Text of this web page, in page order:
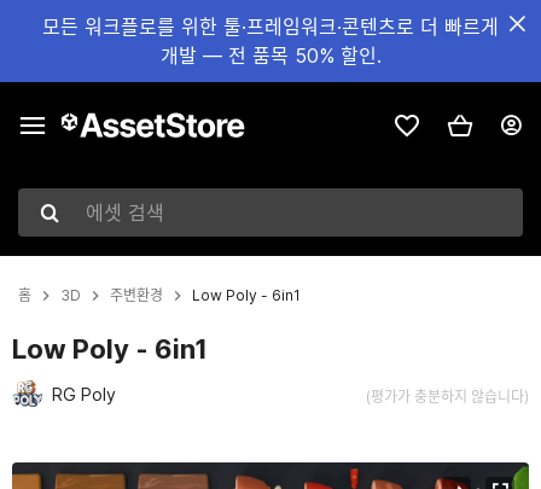
모든 워크플로를 위한 툴·프레임워크·콘텐츠로 더 빠르게
개발 — 전 품목 50% 할인.
에셋 검색
홈 3D 주변환경 Low Poly - 6in1
Low Poly - 6in1
RG Poly (평가가 충분하지 않습니다)
현재 슬라이드: 1 / 84